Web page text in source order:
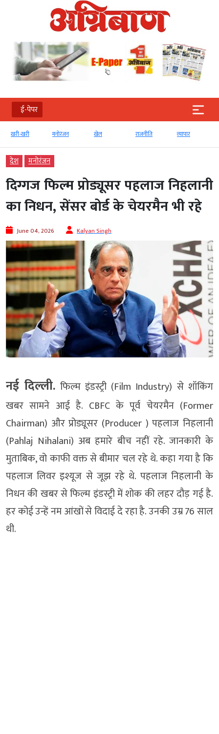
ई-पेपर
खरी-खरी मनोरंजन खेल राजनीति व्‍यापार
देश मनोरंजन
दिग्गज फिल्म प्रोड्यूसर पहलाज निहलानी
का निधन, सेंसर बोर्ड के चेयरमैन भी रहे
June 04, 2026 Kalyan Singh
नई दिल्ली. फिल्म इंडस्ट्री (Film Industry) से शॉकिंग
खबर सामने आई है. CBFC के पूर्व चेयरमैन (Former
Chairman) और प्रोड्यूसर (Producer ) पहलाज निहलानी
(Pahlaj Nihalani) अब हमारे बीच नहीं रहे. जानकारी के
मुताबिक, वो काफी वक्त से बीमार चल रहे थे. कहा गया है कि
पहलाज लिवर इश्यूज से जूझ रहे थे. पहलाज निहलानी के
निधन की खबर से फिल्म इंडस्ट्री में शोक की लहर दौड़ गई है.
हर कोई उन्हें नम आंखों से विदाई दे रहा है. उनकी उम्र 76 साल
थी.